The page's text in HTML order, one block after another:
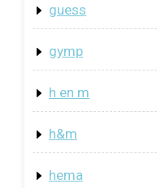
guess
gymp
h en m
h&m
hema